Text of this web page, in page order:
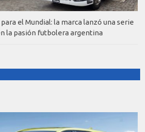
el Mundial: la marca lanzó una serie
la pasión futbolera argentina